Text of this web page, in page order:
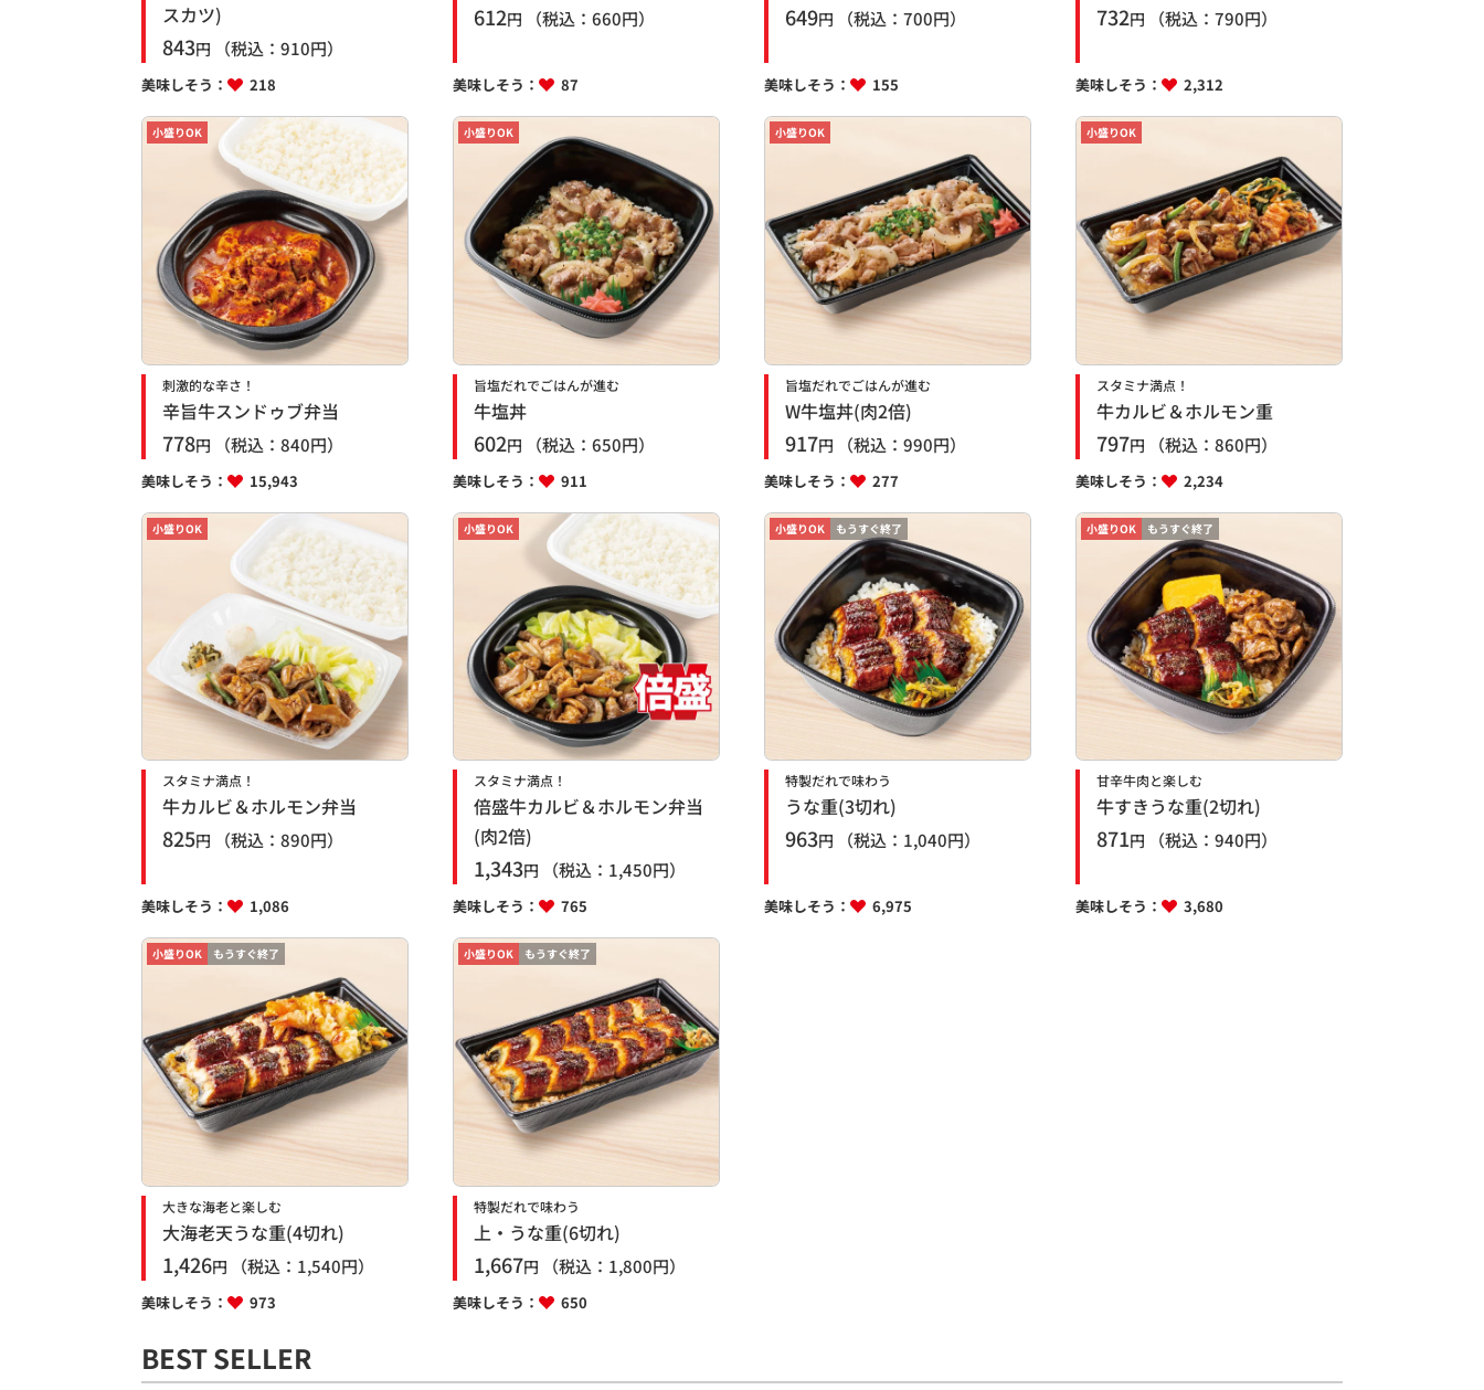
スカツ)
843円 （税込： 910円）
美味しそう： 218
612円 （税込： 660円）
美味しそう： 87
649円 （税込： 700円）
美味しそう： 155
732円 （税込： 790円）
美味しそう： 2,312
小盛りOK
刺激的な辛さ！
辛旨牛スンドゥブ弁当
778円 （税込： 840円）
美味しそう： 15,943
小盛りOK
旨塩だれでごはんが進む
牛塩丼
602円 （税込： 650円）
美味しそう： 911
小盛りOK
旨塩だれでごはんが進む
W牛塩丼(肉2倍)
917円 （税込： 990円）
美味しそう： 277
小盛りOK
スタミナ満点！
牛カルビ＆ホルモン重
797円 （税込： 860円）
美味しそう： 2,234
小盛りOK
スタミナ満点！
牛カルビ＆ホルモン弁当
825円 （税込： 890円）
美味しそう： 1,086
小盛りOK
スタミナ満点！
倍盛牛カルビ＆ホルモン弁当
(肉2倍)
1,343円 （税込： 1,450円）
美味しそう： 765
小盛りOK もうすぐ終了
特製だれで味わう
うな重(3切れ)
963円 （税込： 1,040円）
美味しそう： 6,975
小盛りOK もうすぐ終了
甘辛牛肉と楽しむ
牛すきうな重(2切れ)
871円 （税込： 940円）
美味しそう： 3,680
小盛りOK もうすぐ終了
大きな海老と楽しむ
大海老天うな重(4切れ)
1,426円 （税込： 1,540円）
美味しそう： 973
小盛りOK もうすぐ終了
特製だれで味わう
上・うな重(6切れ)
1,667円 （税込： 1,800円）
美味しそう： 650
BEST SELLER